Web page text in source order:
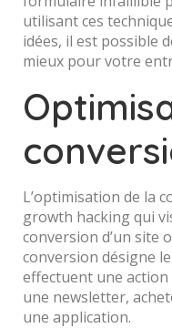
utilisant ces
idées, il est possible
mieux pour votre
L’optimisation de la
growth hacking qui
conversion d’un site
conversion désigne
effectuent une action
une newsletter,
une application.